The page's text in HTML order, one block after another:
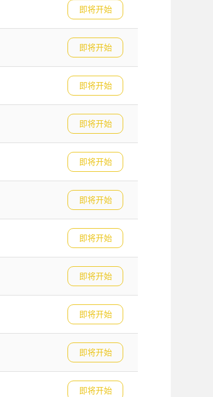
即将开始
即将开始
即将开始
即将开始
即将开始
即将开始
即将开始
即将开始
即将开始
即将开始
即将开始